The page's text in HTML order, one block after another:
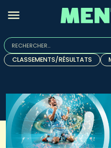
Rechercher :
Quand les résultats de
CLASSEMENTS/RÉSULTATS